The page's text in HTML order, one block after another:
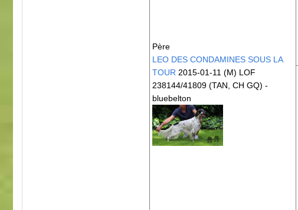
Père
LEO DES CONDAMINES SOUS LA
TOUR 2015-01-11 (M) LOF
238144/41809 (TAN, CH GQ) -
bluebelton